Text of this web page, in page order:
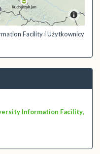
Facility i Użytkownicy
Information Facility,